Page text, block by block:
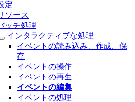
定
ソース
ッチ処理
インタラクティブな処理
イベントの読み込み、作成、保
存
イベントの操作
イベントの再生
イベントの編集
イベントの処理